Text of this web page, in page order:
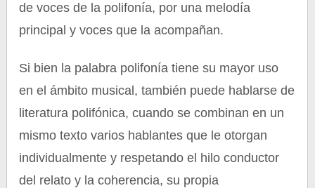
de voces de la polifonía, por una melodía
principal y voces que la acompañan.
Si bien la palabra polifonía tiene su mayor uso
en el ámbito musical, también puede hablarse de
literatura polifónica, cuando se combinan en un
mismo texto varios hablantes que le otorgan
individualmente y respetando el hilo conductor
del relato y la coherencia, su propia